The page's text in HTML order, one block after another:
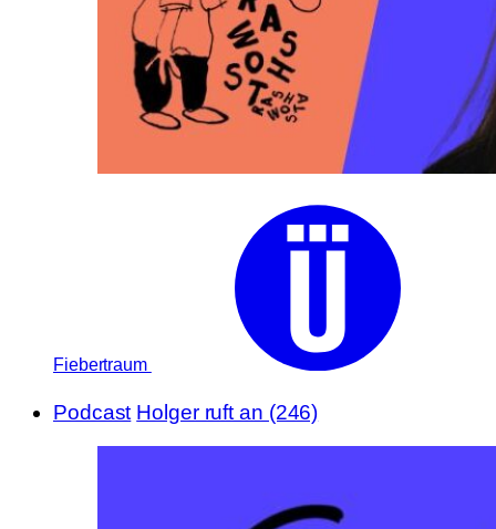
Fiebertraum
Podcast Holger ruft an (246)